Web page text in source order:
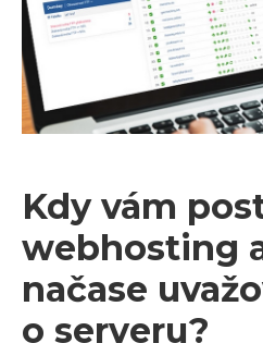
Kdy vám
webhosting
načase
o serveru?